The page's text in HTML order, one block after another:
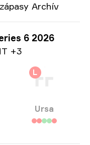
Archív
6 2026
+3
L
Ursa